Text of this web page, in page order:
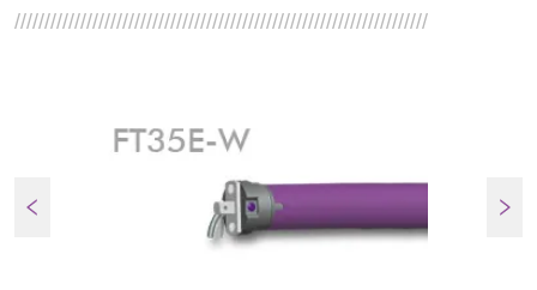
/////////////////////////////////////////////////////////////////////